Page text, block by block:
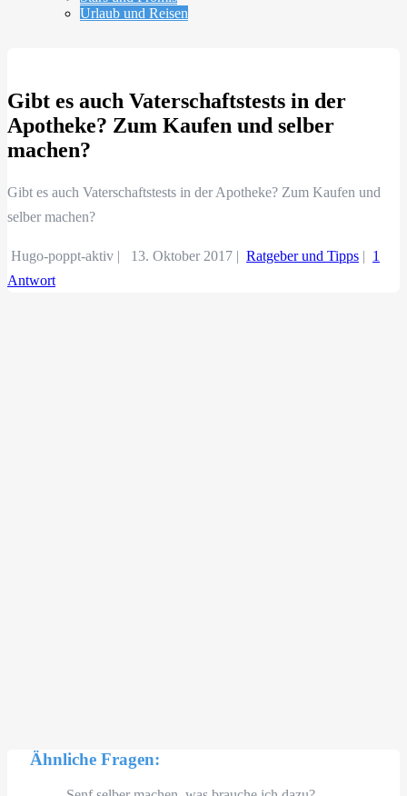
Urlaub und Reisen
Gibt es auch Vaterschaftstests in der
Apotheke? Zum Kaufen und selber
machen?
Gibt es auch Vaterschaftstests in der Apotheke? Zum Kaufen und
selber machen?
Hugo-poppt-aktiv | 13. Oktober 2017 | Ratgeber und Tipps | 1
Antwort
Ähnliche Fragen: